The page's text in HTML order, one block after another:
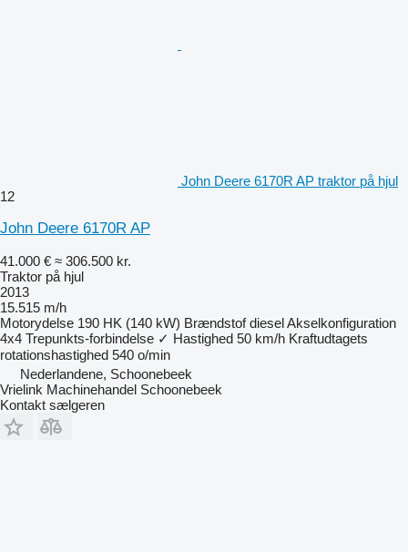
John Deere 6170R AP traktor på hjul
12
John Deere 6170R AP
41.000 € ≈ 306.500 kr.
Traktor på hjul
2013
15.515 m/h
Motorydelse 190 HK (140 kW) Brændstof dieselAkselkonfiguration
4x4 Trepunkts-forbindelse ✓ Hastighed 50 km/h Kraftudtagets
rotationshastighed 540 o/min
Nederlandene, Schoonebeek
Vrielink Machinehandel Schoonebeek
Kontakt sælgeren